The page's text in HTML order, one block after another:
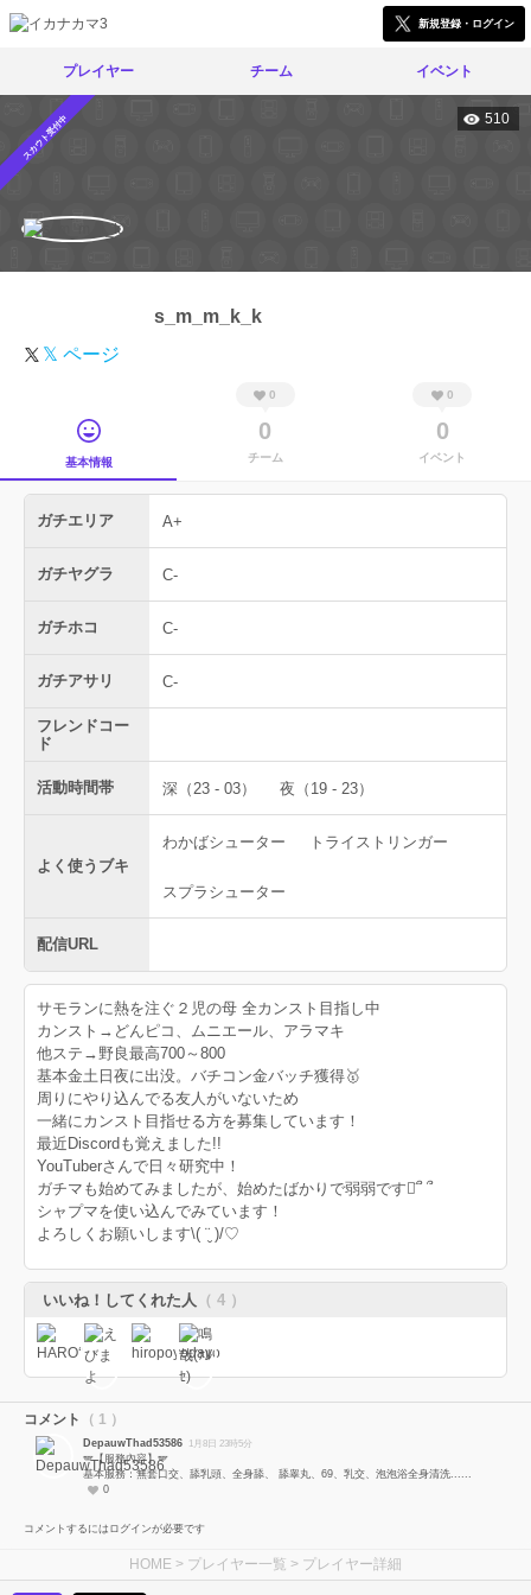
新規登録・ログイン
プレイヤー チーム イベント
スカウト受付中 510
s_m_m_k_k
𝕏 ページ
基本情報
0
0
チーム
0
0
イベント
ガチエリア A+
ガチヤグラ C-
ガチホコ C-
ガチアサリ C-
フレンドコー
ド
活動時間帯 深（23 - 03） 夜（19 - 23）
よく使うブキ
わかばシューター トライストリンガー
スプラシューター
配信URL
サモランに熱を注ぐ２児の母 全カンスト目指し中
カンスト→どんピコ、ムニエール、アラマキ
他ステ→野良最高700～800
基本金土日夜に出没。バチコン金バッチ獲得🥇
周りにやり込んでる友人がいないため
一緒にカンスト目指せる方を募集しています！
最近Discordも覚えました!!
YouTuberさんで日々研究中！
ガチマも始めてみましたが、始めたばかりで弱弱ですᯅ̈՞ ՞
シャプマを使い込んでみています！
よろしくお願いします\( ¨̮ )/♡
いいね！してくれた人 （ 4 ）
コメント （ 1 ）
DepauwThad53586 1月8日 23時5分
🪽【服務內容】🪽
基本服務：無套口交、舔乳頭、全身舔、 舔睾丸、69、乳交、泡泡浴全身清洗......
0
コメントするにはログインが必要です
HOME > プレイヤー一覧 > プレイヤー詳細